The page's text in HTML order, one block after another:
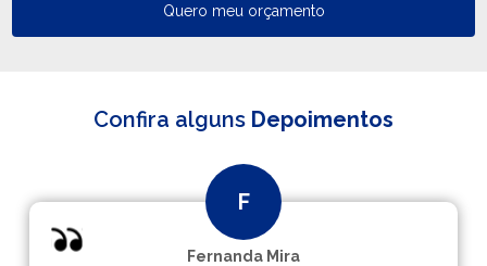
Quero meu orçamento
Confira alguns Depoimentos
Fernanda Mira